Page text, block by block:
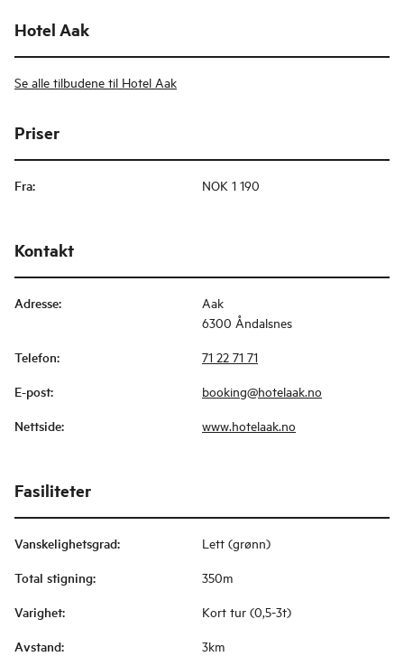
Hotel Aak
Se alle tilbudene til Hotel Aak
Priser
Fra: NOK 1 190
Kontakt
Adresse:
Aak
6300 Åndalsnes
Telefon: 71 22 71 71
E-post: booking@hotelaak.no
Nettside: www.hotelaak.no
Fasiliteter
Vanskelighetsgrad: Lett (grønn)
Total stigning: 350m
Varighet: Kort tur (0,5-3t)
Avstand: 3km